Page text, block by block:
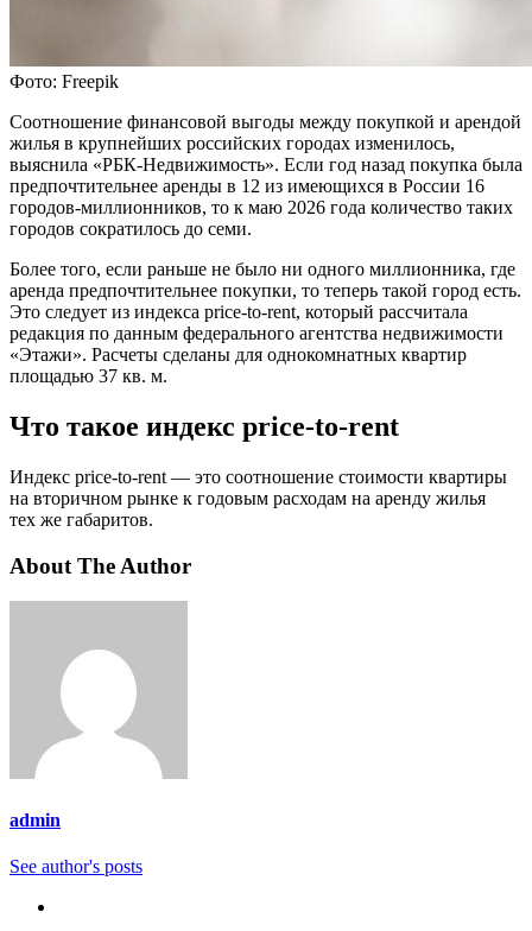
Фото: Freepik
Соотношение финансовой выгоды между покупкой и арендой
жилья в крупнейших российских городах изменилось,
выяснила «РБК-Недвижимость». Если год назад покупка была
предпочтительнее аренды в 12 из имеющихся в России 16
городов-миллионников, то к маю 2026 года количество таких
городов сократилось до семи.
Более того, если раньше не было ни одного миллионника, где
аренда предпочтительнее покупки, то теперь такой город есть.
Это следует из индекса price-to-rent, который рассчитала
редакция по данным федерального агентства недвижимости
«Этажи». Расчеты сделаны для однокомнатных квартир
площадью 37 кв. м.
Что такое индекс price-to-rent
Индекс price-to-rent — это соотношение стоимости квартиры
на вторичном рынке к годовым расходам на аренду жилья
тех же габаритов.
About The Author
admin
See author's posts